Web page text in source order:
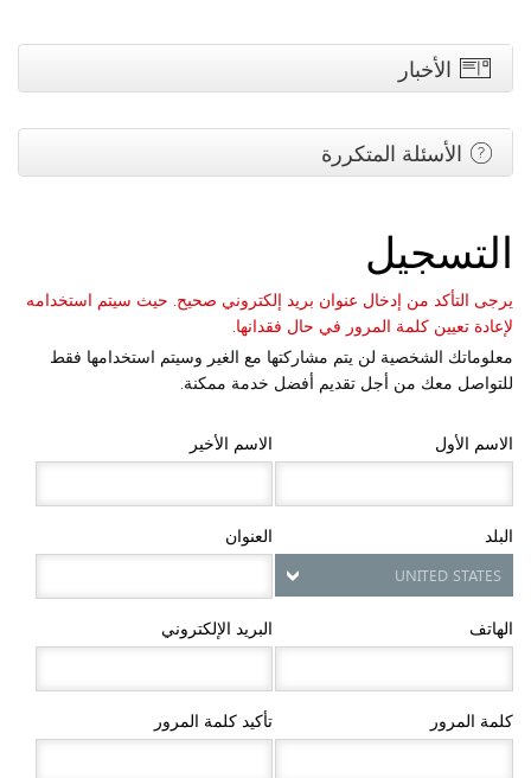
الأخبار
الأسئلة المتكررة
التسجيل
يرجى التأكد من إدخال عنوان بريد إلكتروني صحيح. حيث سيتم استخدامه
لإعادة تعيين كلمة المرور في حال فقدانها.
معلوماتك الشخصية لن يتم مشاركتها مع الغير وسيتم استخدامها فقط
للتواصل معك من أجل تقديم أفضل خدمة ممكنة.
الاسم الأول الاسم الأخير
البلد العنوان
الهاتف البريد الإلكتروني
كلمة المرور تأكيد كلمة المرور